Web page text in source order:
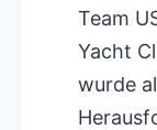
Team
Yacht
wurde